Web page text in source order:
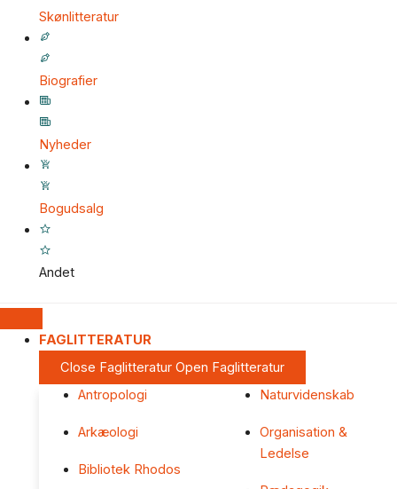
Skønlitteratur
Biografier
Nyheder
Bogudsalg
Andet
FAGLITTERATUR
Close Faglitteratur Open Faglitteratur
Antropologi
Arkæologi
Bibliotek Rhodos
Naturvidenskab
Organisation &
Ledelse